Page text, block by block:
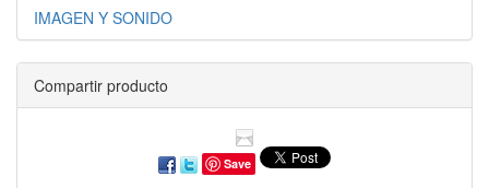
IMAGEN Y SONIDO
Compartir producto
Save